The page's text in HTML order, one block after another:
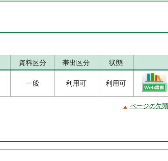
資料区分 帯出区分 状態
一般 利用可 利用可
ページの先